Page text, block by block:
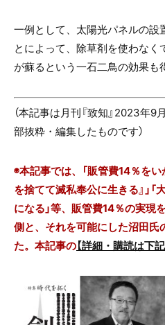
一例として、太陽光パネルの設
とによって、除草剤を使わな
が蘇るという一石二鳥の効果も
（本記事は月刊『致知』2023年9
部抜粋・編集したものです）
◉本記事では、「販管費14％をい
を捨てて滅私奉公に生きる』」
になる」等、販管費14％の実現
側と、それを可能にした沼田氏
た。本記事の【詳細・購読は下